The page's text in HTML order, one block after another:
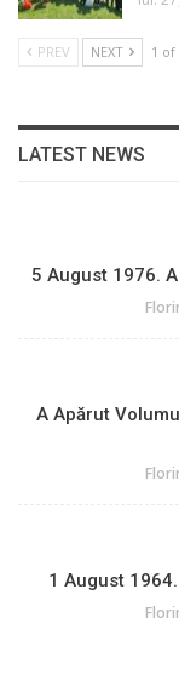
PREV NEXT 1 of
LATEST NEWS
5 August 1976.
A Apărut
1 August